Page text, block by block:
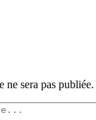
ne sera pas publiée.